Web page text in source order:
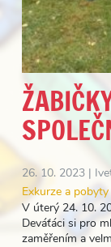
26. 10. 2023 |
Exkurze a pobyty
V úterý 24. 10.
Deváťáci si pro
zaměřením a